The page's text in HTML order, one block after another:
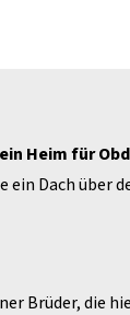
ein Heim für
Dach über
Brüder, die